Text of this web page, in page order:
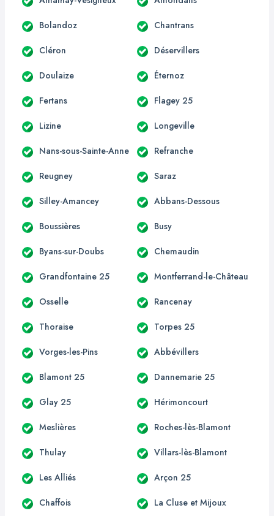
Bolandoz Chantrans
Cléron Déservillers
Doulaize Éternoz
Fertans Flagey 25
Lizine Longeville
Nans-sous-Sainte-Anne Refranche
Reugney Saraz
Silley-Amancey Abbans-Dessous
Boussières Busy
Byans-sur-Doubs Chemaudin
Grandfontaine 25 Montferrand-le-Château
Osselle Rancenay
Thoraise Torpes 25
Vorges-les-Pins Abbévillers
Blamont 25 Dannemarie 25
Glay 25 Hérimoncourt
Meslières Roches-lès-Blamont
Thulay Villars-lès-Blamont
Les Alliés Arçon 25
Chaffois La Cluse et Mijoux